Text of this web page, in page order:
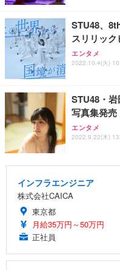
STU48、
スリリック
エンタメ
2022.10.4(火)
STU48・
写真集発
エンタメ
2022.9.22(木)
インフラエンジニア
株式会社CAICA
東京都
月給35万円～50万円
正社員